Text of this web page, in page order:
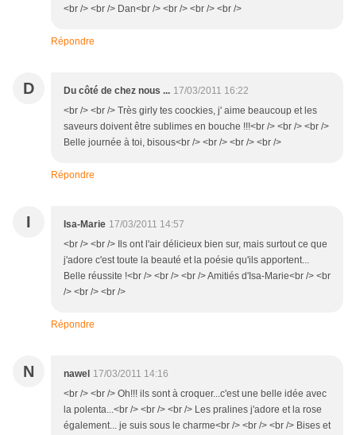
<br /> <br /> Dan<br /> <br /> <br /> <br />
Répondre
D Du côté de chez nous ... 17/03/2011 16:22
<br /> <br /> Très girly tes coockies, j' aime beaucoup et les
saveurs doivent être sublimes en bouche !!!<br /> <br /> <br />
Belle journée à toi, bisous<br /> <br /> <br /> <br />
Répondre
I Isa-Marie 17/03/2011 14:57
<br /> <br /> Ils ont l'air délicieux bien sur, mais surtout ce que
j'adore c'est toute la beauté et la poésie qu'ils apportent...
Belle réussite !<br /> <br /> <br /> Amitiés d'Isa-Marie<br /> <br
/> <br /> <br />
Répondre
N nawel 17/03/2011 14:16
<br /> <br /> Oh!!! ils sont à croquer...c'est une belle idée avec
la polenta...<br /> <br /> <br /> Les pralines j'adore et la rose
également... je suis sous le charme<br /> <br /> <br /> Bises et